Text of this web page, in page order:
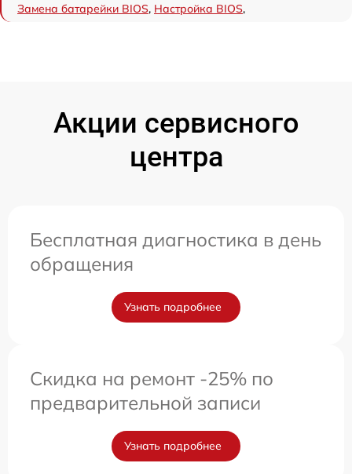
Замена батарейки BIOS, Настройка BIOS,
Акции сервисного
центра
Бесплатная диагностика в день
обращения
Узнать подробнее
Скидка на ремонт -25% по
предварительной записи
Узнать подробнее